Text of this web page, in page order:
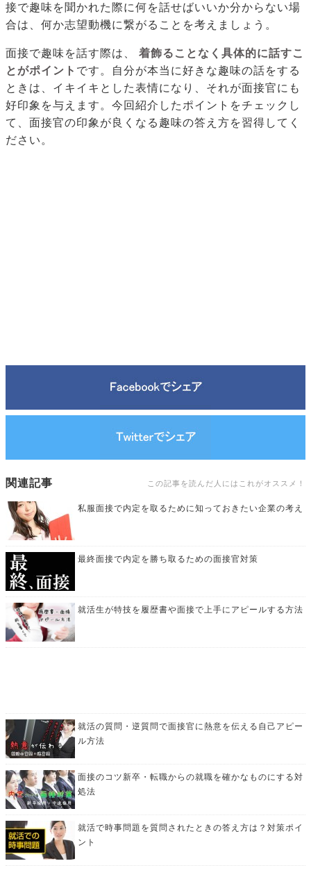
接で趣味を聞かれた際に何を話せばいいか分からない場
合は、何か志望動機に繋がることを考えましょう。
面接で趣味を話す際は、
着飾ることなく具体的に話すこ
とがポイント です。自分が本当に好きな趣味の話をする
ときは、イキイキとした表情になり、それが面接官にも
好印象を与えます。今回紹介したポイントをチェックし
て、面接官の印象が良くなる趣味の答え方を習得してく
ださい。
関連記事 この記事を読んだ人にはこれがオススメ！
私服面接で内定を取るために知っておきたい企業の考え
最終面接で内定を勝ち取るための面接官対策
就活生が特技を履歴書や面接で上手にアピールする方法
就活の質問・逆質問で面接官に熱意を伝える自己アピー
ル方法
面接のコツ新卒・転職からの就職を確かなものにする対
処法
就活で時事問題を質問されたときの答え方は？対策ポイ
ント